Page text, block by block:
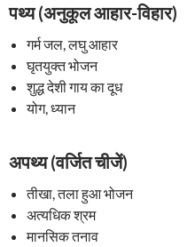
पथ्य (अनुकूल आहार-विहार)
गर्म जल, लघु आहार
घृतयुक्त भोजन
शुद्ध देशी गाय का दूध
योग, ध्यान
अपथ्य (वर्जित चीजें)
तीखा, तला हुआ भोजन
अत्यधिक श्रम
मानसिक तनाव